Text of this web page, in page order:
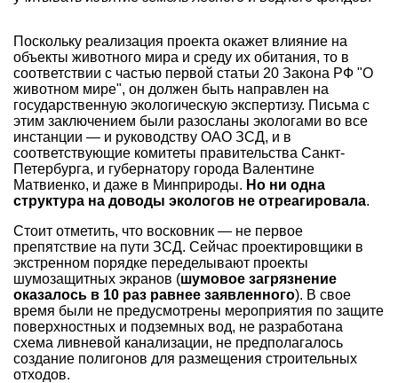
Поскольку реализация проекта окажет влияние на
объекты животного мира и среду их обитания, то в
соответствии с частью первой статьи 20 Закона РФ "О
животном мире", он должен быть направлен на
государственную экологическую экспертизу. Письма с
этим заключением были разосланы экологами во все
инстанции — и руководству ОАО ЗСД, и в
соответствующие комитеты правительства Санкт-
Петербурга, и губернатору города Валентине
Матвиенко, и даже в Минприроды. Но ни одна
структура на доводы экологов не отреагировала.
Стоит отметить, что восковник — не первое
препятствие на пути ЗСД. Сейчас проектировщики в
экстренном порядке переделывают проекты
шумозащитных экранов (шумовое загрязнение
оказалось в 10 раз равнее заявленного). В свое
время были не предусмотрены мероприятия по защите
поверхностных и подземных вод, не разработана
схема ливневой канализации, не предполагалось
создание полигонов для размещения строительных
отходов.